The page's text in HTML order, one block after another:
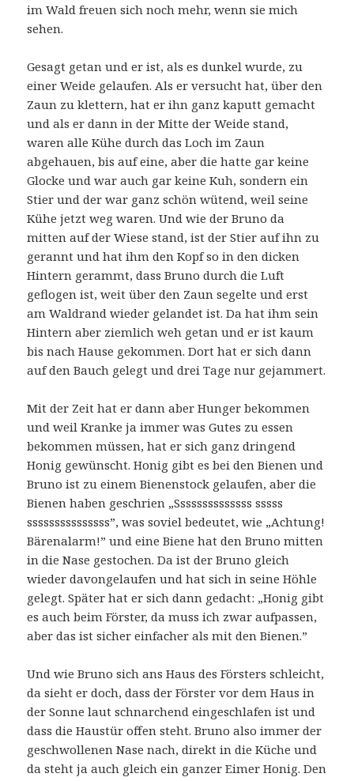
im Wald freuen sich noch mehr, wenn sie mich
sehen.
Gesagt getan und er ist, als es dunkel wurde, zu
einer Weide gelaufen. Als er versucht hat, über den
Zaun zu klettern, hat er ihn ganz kaputt gemacht
und als er dann in der Mitte der Weide stand,
waren alle Kühe durch das Loch im Zaun
abgehauen, bis auf eine, aber die hatte gar keine
Glocke und war auch gar keine Kuh, sondern ein
Stier und der war ganz schön wütend, weil seine
Kühe jetzt weg waren. Und wie der Bruno da
mitten auf der Wiese stand, ist der Stier auf ihn zu
gerannt und hat ihm den Kopf so in den dicken
Hintern gerammt, dass Bruno durch die Luft
geflogen ist, weit über den Zaun segelte und erst
am Waldrand wieder gelandet ist. Da hat ihm sein
Hintern aber ziemlich weh getan und er ist kaum
bis nach Hause gekommen. Dort hat er sich dann
auf den Bauch gelegt und drei Tage nur gejammert.
Mit der Zeit hat er dann aber Hunger bekommen
und weil Kranke ja immer was Gutes zu essen
bekommen müssen, hat er sich ganz dringend
Honig gewünscht. Honig gibt es bei den Bienen und
Bruno ist zu einem Bienenstock gelaufen, aber die
Bienen haben geschrien „Ssssssssssssss sssss
sssssssssssssss”, was soviel bedeutet, wie „Achtung!
Bärenalarm!” und eine Biene hat den Bruno mitten
in die Nase gestochen. Da ist der Bruno gleich
wieder davongelaufen und hat sich in seine Höhle
gelegt. Später hat er sich dann gedacht: „Honig gibt
es auch beim Förster, da muss ich zwar aufpassen,
aber das ist sicher einfacher als mit den Bienen.”
Und wie Bruno sich ans Haus des Försters schleicht,
da sieht er doch, dass der Förster vor dem Haus in
der Sonne laut schnarchend eingeschlafen ist und
dass die Haustür offen steht. Bruno also immer der
geschwollenen Nase nach, direkt in die Küche und
da steht ja auch gleich ein ganzer Eimer Honig. Den